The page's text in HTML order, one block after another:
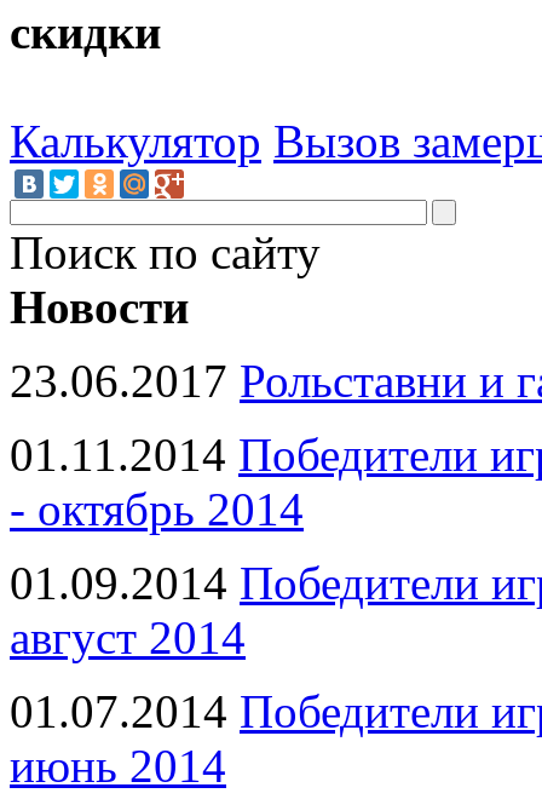
скидки
Калькулятор Вызов
Поиск по сайту
Новости
23.06.2017 Рольставни и
01.11.2014 Победители
- октябрь 2014
01.09.2014 Победители
август 2014
01.07.2014 Победители
июнь 2014